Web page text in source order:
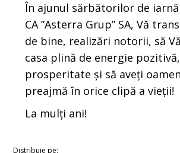
În ajunul sărbătorilor de
CA ”Asterra Grup” SA, Vă
de bine, realizări notorii, să
casa plină de energie pozitivă,
prosperitate și să aveți
preajmă în orice clipă a vieții!
La mulți ani!
Distribuie pe: